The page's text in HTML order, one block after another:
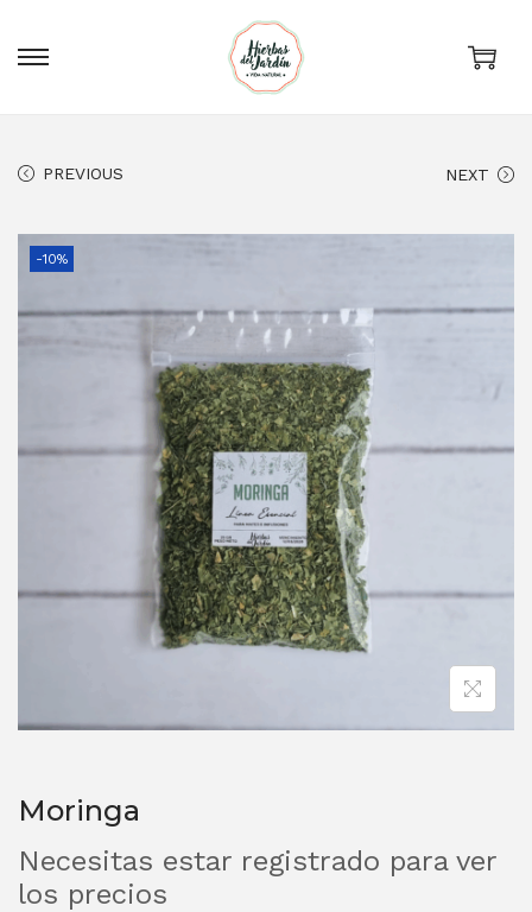
PREVIOUS NEXT
-10%
Moringa
Necesitas estar registrado para ver
los precios